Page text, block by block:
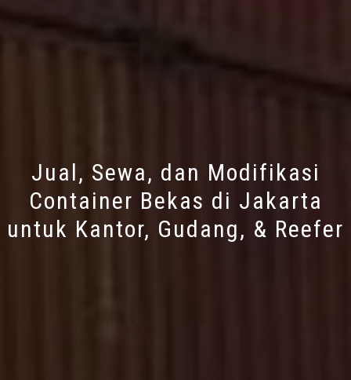
Jual, Sewa, dan Modifikasi
Container Bekas di Jakarta
untuk Kantor, Gudang, & Reefer